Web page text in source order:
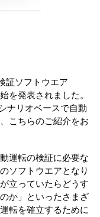
証ソフトウエア
を発表されました。
ナリオベースで自動
こちらのご紹介をお
運転の検証に必要な
ソフトウエアとなり
立っていたらどうす
か」といったさまざ
転を確立するために